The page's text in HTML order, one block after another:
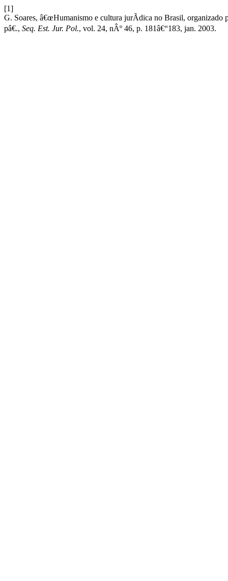
[1]
G. Soares, â€œHumanismo e cultura jurÃ­dica no Brasil,
pâ€., Seq. Est. Jur. Pol., vol. 24, nÂº 46, p. 181â€“183, jan. 2003.